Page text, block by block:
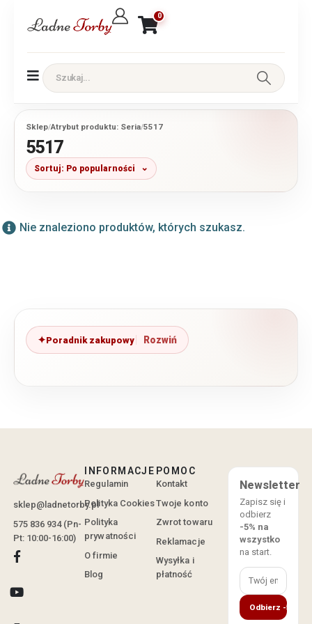
0
Sklep/Atrybut produktu: Seria/5517
5517
Sortuj: Po popularności
Nie znaleziono produktów, których szukasz.
Poradnik zakupowy
sklep@ladnetorby.pl
575 836 934 (Pn-
Pt: 10:00-16:00)
INFORMACJE
Regulamin
Polityka Cookies
Polityka
prywatności
O firmie
Blog
POMOC
Kontakt
Twoje konto
Zwrot towaru
Reklamacje
Wysyłka i
płatność
Newsletter
Zapisz się i
odbierz
-5% na
wszystko
na start.
Odbierz -5%